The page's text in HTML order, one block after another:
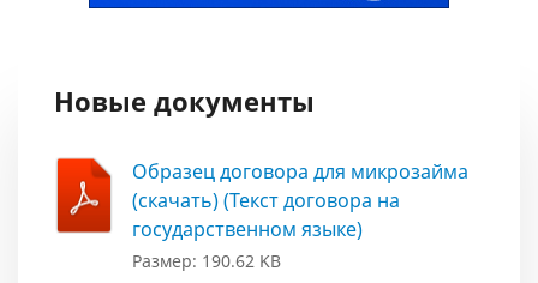
Новые документы
Образец договора для микрозайма
(скачать) (Текст договора на
государственном языке)
Размер: 190.62 KB